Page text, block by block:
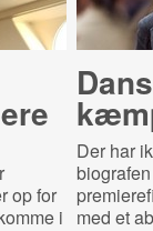
op for
i
Der har
med et